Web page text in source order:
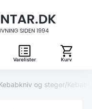
Varelister Kurv
og steger/